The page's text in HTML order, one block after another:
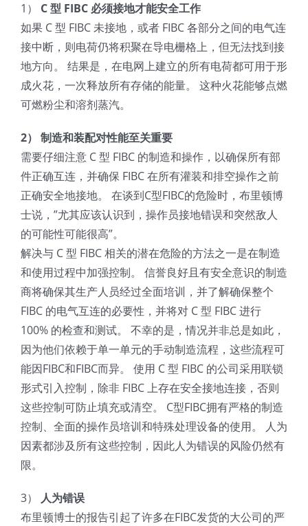
1） C 型 FIBC 必须接地才能安全工作
如果 C 型 FIBC 未接地，或者 FIBC 各部分之间的电气连
接中断，则电荷仍将积聚在导电栅格上，但无法找到接
地方向。 结果是，在电网上建立的所有电荷都可用于形
成火花，一次释放所有存储的能量。 这种火花能够点燃
可燃粉尘和溶剂蒸汽。
2） 制造和装配对性能至关重要
需要仔细注意 C 型 FIBC 的制造和操作，以确保所有部
件正确互连，并确保 FIBC 在所有灌装和排空操作之前
正确安全地接地。 在谈到C型FIBC的危险时，布里顿博
士说，”尤其应该认识到，操作员接地错误和突然敌人
的可能性可能很高”。
解决与 C 型 FIBC 相关的潜在危险的方法之一是在制造
和使用过程中加强控制。 信誉良好且有安全意识的制造
商将确保其生产人员经过全面培训，并了解确保整个
FIBC 的电气互连的必要性，并将对 C 型 FIBC 进行
100% 的检查和测试。 不幸的是，情况并非总是如此，
因为他们依赖于单一单元的手动制造流程，这些流程可
能因FIBC和FIBC而异。 使用 C 型 FIBC 的公司采用联锁
形式引入控制，除非 FIBC 上存在安全接地连接，否则
这些控制可防止填充或清空。 C型FIBC拥有严格的制造
控制、全面的操作员培训和特殊处理设备的使用。 人为
因素都涉及所有这些控制，因此人为错误的风险仍然有
限。
3） 人为错误
布里顿博士的报告引起了许多在FIBC发货的大公司的严